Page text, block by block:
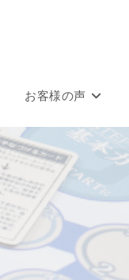
お客様の声